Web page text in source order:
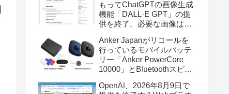
もってChatGPTの画像生成
機能「DALL·E GPT」の提
供を終了。必要な画像は期
Anker Japanがリコールを
行っているモバイルバッテ
リー「Anker PowerCore
10000」とBluetoothスピー
辺を焼損する火災が6月に3
OpenAI、2026年8月9日で